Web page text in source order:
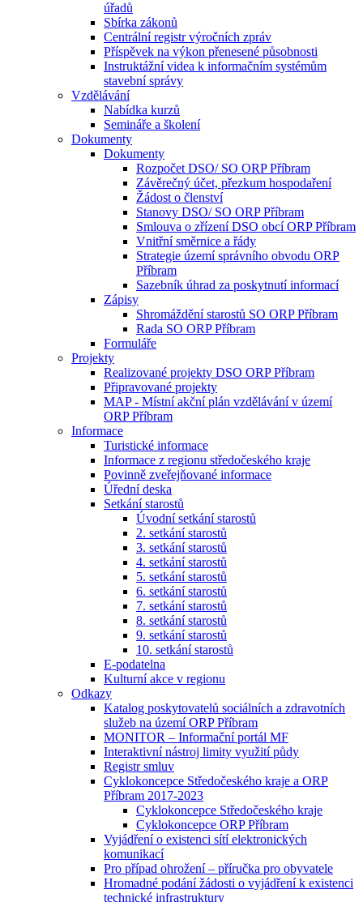
úřadů
Sbírka zákonů
Centrální registr výročních zpráv
Příspěvek na výkon přenesené působnosti
Instruktážní videa k informačním systémům
stavební správy
Vzdělávání
Nabídka kurzů
Semináře a školení
Dokumenty
Dokumenty
Rozpočet DSO/ SO ORP Příbram
Závěrečný účet, přezkum hospodaření
Žádost o členství
Stanovy DSO/ SO ORP Příbram
Smlouva o zřízení DSO obcí ORP Příbram
Vnitřní směrnice a řády
Strategie území správního obvodu ORP
Příbram
Sazebník úhrad za poskytnutí informací
Zápisy
Shromáždění starostů SO ORP Příbram
Rada SO ORP Příbram
Formuláře
Projekty
Realizované projekty DSO ORP Příbram
Připravované projekty
MAP - Místní akční plán vzdělávání v území
ORP Příbram
Informace
Turistické informace
Informace z regionu středočeského kraje
Povinně zveřejňované informace
Úřední deska
Setkání starostů
Úvodní setkání starostů
2. setkání starostů
3. setkání starostů
4. setkání starostů
5. setkání starostů
6. setkání starostů
7. setkání starostů
8. setkání starostů
9. setkání starostů
10. setkání starostů
E-podatelna
Kulturní akce v regionu
Odkazy
Katalog poskytovatelů sociálních a zdravotních
služeb na území ORP Příbram
MONITOR – Informační portál MF
Interaktivní nástroj limity využití půdy
Registr smluv
Cyklokoncepce Středočeského kraje a ORP
Příbram 2017-2023
Cyklokoncepce Středočeského kraje
Cyklokoncepce ORP Příbram
Vyjádření o existenci sítí elektronických
komunikací
Pro případ ohrožení – příručka pro obyvatele
Hromadné podání žádosti o vyjádření k existenci
technické infrastruktury